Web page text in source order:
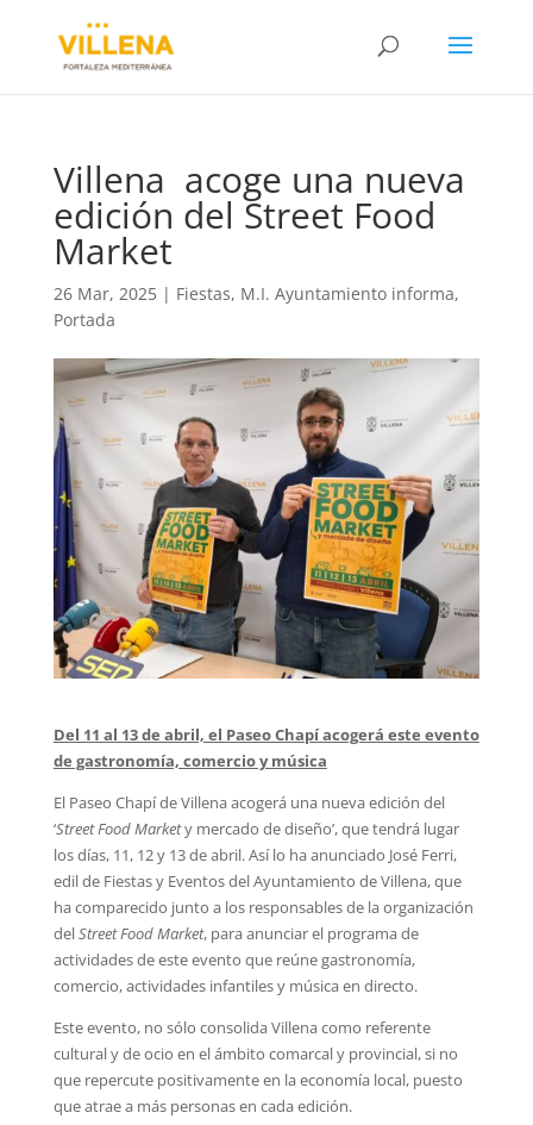
Villena acoge una nueva
edición del Street Food
Market
26 Mar, 2025| Fiestas, M.I. Ayuntamiento informa,
Portada
Del 11 al 13 de abril, el Paseo Chapí acogerá este evento
de gastronomía, comercio y música
El Paseo Chapí de Villena acogerá una nueva edición del
‘Street Food Markety mercado de diseño’, que tendrá lugar
los días, 11, 12 y 13 de abril. Así lo ha anunciado José Ferri,
edil de Fiestas y Eventos del Ayuntamiento de Villena, que
ha comparecido junto a los responsables de la organización
delStreet Food Market, para anunciar el programa de
actividades de este evento que reúne gastronomía,
comercio, actividades infantiles y música en directo.
Este evento, no sólo consolida Villena como referente
cultural y de ocio en el ámbito comarcal y provincial, si no
que repercute positivamente en la economía local, puesto
que atrae a más personas en cada edición.